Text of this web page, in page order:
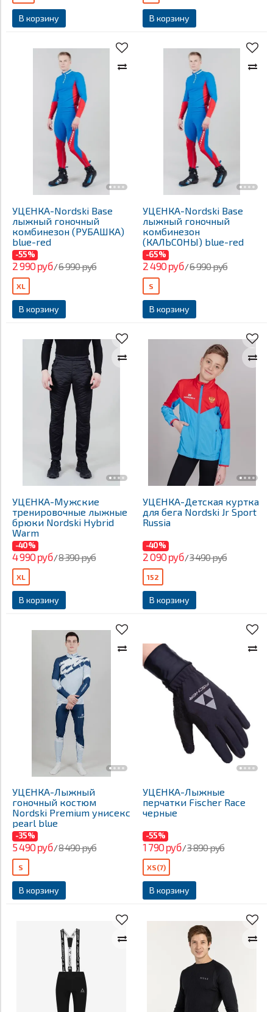
В корзину В корзину
УЦЕНКА-Nordski Base
лыжный гоночный
комбинезон (РУБАШКА)
blue-red
-55%
2 990 руб/6 990 руб
В корзину
XL
УЦЕНКА-Nordski Base
лыжный гоночный
комбинезон
(КАЛЬСОНЫ) blue-red
-65%
2 490 руб/6 990 руб
В корзину
S
УЦЕНКА-Мужские
тренировочные лыжные
брюки Nordski Hybrid
Warm
-40%
4 990 руб/8 390 руб
В корзину
XL
УЦЕНКА-Детская куртка
для бега Nordski Jr Sport
Russia
-40%
2 090 руб/3 490 руб
В корзину
152
УЦЕНКА-Лыжный
гоночный костюм
Nordski Premium унисекс
pearl blue
-35%
5 490 руб/8 490 руб
В корзину
S
УЦЕНКА-Лыжные
перчатки Fischer Race
черные
-55%
1 790 руб/3 890 руб
В корзину
XS(7)